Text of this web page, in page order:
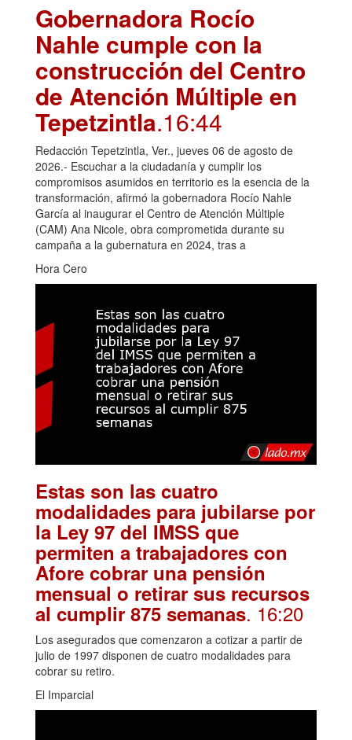
Gobernadora Rocío
Nahle cumple con la
construcción del Centro
de Atención Múltiple en
Tepetzintla.16:44
Redacción Tepetzintla, Ver., jueves 06 de agosto de
2026.- Escuchar a la ciudadanía y cumplir los
compromisos asumidos en territorio es la esencia de la
transformación, afirmó la gobernadora Rocío Nahle
García al inaugurar el Centro de Atención Múltiple
(CAM) Ana Nicole, obra comprometida durante su
campaña a la gubernatura en 2024, tras a
Hora Cero
Estas son las cuatro
modalidades para jubilarse por
la Ley 97 del IMSS que
permiten a trabajadores con
Afore cobrar una pensión
mensual o retirar sus recursos
al cumplir 875 semanas. 16:20
Los asegurados que comenzaron a cotizar a partir de
julio de 1997 disponen de cuatro modalidades para
cobrar su retiro.
El Imparcial